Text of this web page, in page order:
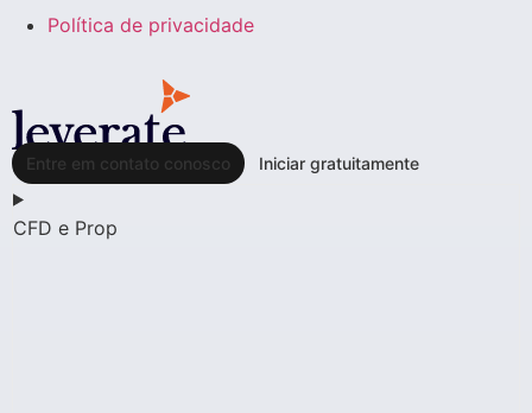
Política de privacidade
Entre em contato conosco Iniciar gratuitamente
CFD e Prop